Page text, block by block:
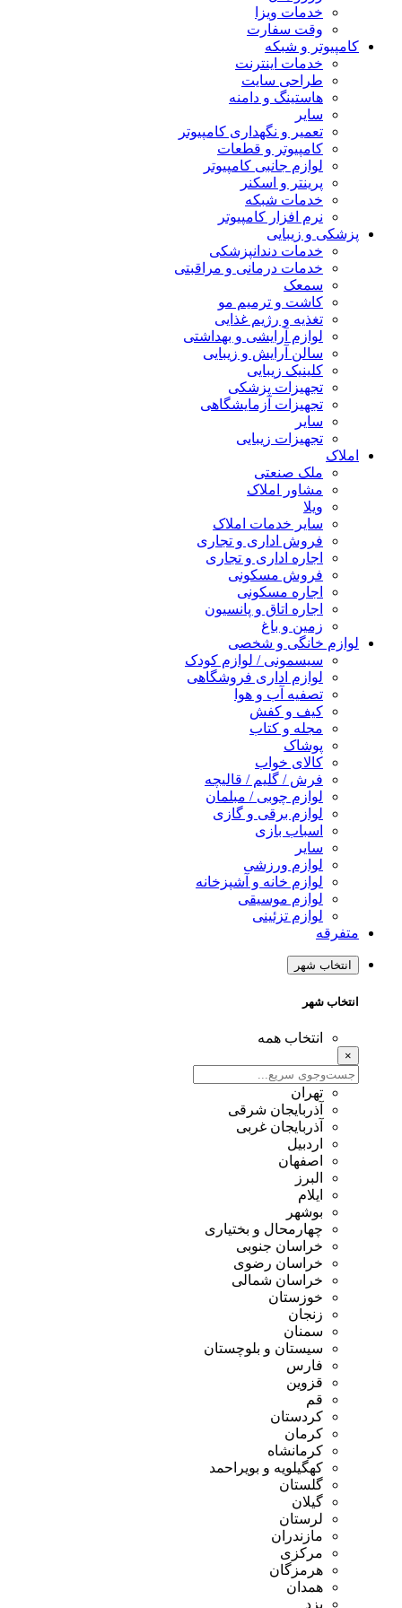
خدمات ویزا
وقت سفارت
کامپیوتر و شبکه
خدمات اینترنت
طراحی سایت
هاستینگ و دامنه
سایر
تعمیر و نگهداری کامپیوتر
کامپیوتر و قطعات
لوازم جانبی کامپیوتر
پرینتر و اسکنر
خدمات شبکه
نرم افزار کامپیوتر
پزشکی و زیبایی
خدمات دندانپزشکی
خدمات درمانی و مراقبتی
سمعک
کاشت و ترمیم مو
تغذیه و رژیم غذایی
لوازم آرایشی و بهداشتی
سالن آرایش و زیبایی
کلینیک زیبایی
تجهیزات پزشکی
تجهیزات آزمایشگاهی
سایر
تجهیزات زیبایی
املاک
ملک صنعتی
مشاور املاک
ویلا
سایر خدمات املاک
فروش اداری و تجاری
اجاره اداری و تجاری
فروش مسکونی
اجاره مسکونی
اجاره اتاق و پانسیون
زمین و باغ
لوازم خانگی و شخصی
سیسمونی / لوازم کودک
لوازم اداری فروشگاهی
تصفیه آب و هوا
کیف و کفش
مجله و کتاب
پوشاک
کالای خواب
فرش / گلیم / قالیچه
لوازم چوبی / مبلمان
لوازم برقی و گازی
اسباب بازی
سایر
لوازم ورزشی
لوازم خانه و آشپزخانه
لوازم موسیقی
لوازم تزئینی
متفرقه
انتخاب شهر
انتخاب شهر
انتخاب همه
تهران
آذربایجان شرقی
آذربایجان غربی
اردبیل
اصفهان
البرز
ایلام
بوشهر
چهارمحال و بختیاری
خراسان جنوبی
خراسان رضوی
خراسان شمالی
خوزستان
زنجان
سمنان
سیستان و بلوچستان
فارس
قزوین
قم
کردستان
کرمان
کرمانشاه
کهگیلویه و بویراحمد
گلستان
گیلان
لرستان
مازندران
مرکزی
هرمزگان
همدان
یزد